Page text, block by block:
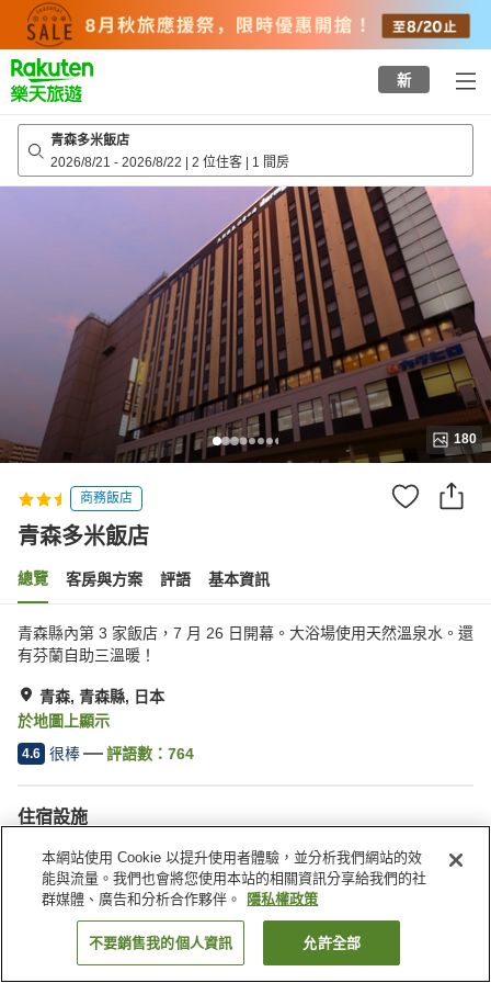
top
page
新
青森多米飯店
2026/8/21 - 2026/8/22 | 2 位住客 | 1 間房
180
商務飯店
青森多米飯店
總覽 客房與方案 評語 基本資訊
青森縣內第 3 家飯店，7 月 26 日開幕。大浴場使用天然溫泉水。還
有芬蘭自助三溫暖！
青森, 青森縣, 日本
於地圖上顯示
4.6 很棒 評語數： 764
住宿設施
停車場
三溫暖
Spa／美容沙龍
餐廳
找客房
本網站使用 Cookie 以提升使用者體驗，並分析我們網站的效
能與流量。我們也會將您使用本站的相關資訊分享給我們的社
群媒體、廣告和分析合作夥伴。
隱私權政策
不要銷售我的個人資訊 允許全部